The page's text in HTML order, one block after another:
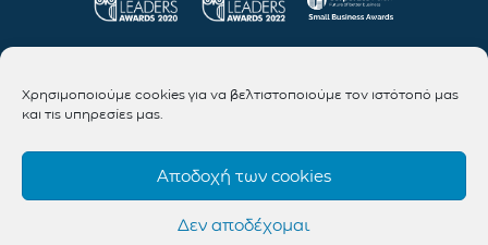
Χρησιμοποιούμε cookies για να βελτιστοποιούμε τον ιστότοπό μας
και τις υπηρεσίες μας.
Αποδοχή των cookies
Δεν αποδέχομαι